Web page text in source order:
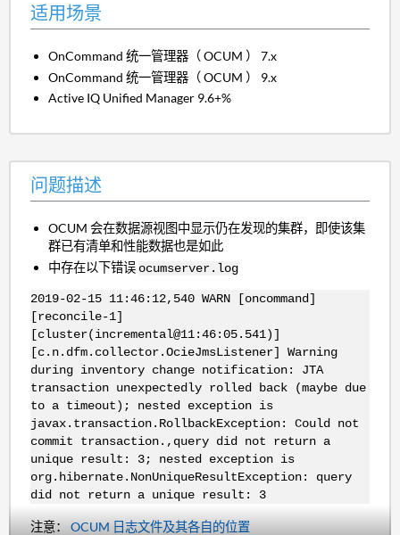
适用场景
OnCommand 统一管理器（ OCUM ） 7.x
OnCommand 统一管理器（ OCUM ） 9.x
Active IQ Unified Manager 9.6+%
问题描述
OCUM 会在数据源视图中显示仍在发现的集群，即使该集
群已有清单和性能数据也是如此
中存在以下错误 ocumserver.log
2019-02-15 11:46:12,540 WARN [oncommand]
[reconcile-1]
[cluster(incremental@11:46:05.541)]
[c.n.dfm.collector.OcieJmsListener] Warning
during inventory change notification: JTA
transaction unexpectedly rolled back (maybe due
to a timeout); nested exception is
javax.transaction.RollbackException: Could not
commit transaction.,query did not return a
unique result: 3; nested exception is
org.hibernate.NonUniqueResultException: query
did not return a unique result: 3
注意： OCUM 日志文件及其各自的位置